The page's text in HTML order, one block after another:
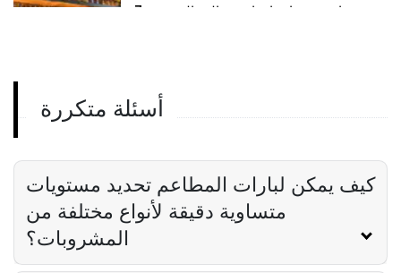
7 ميزات يجب اقتناؤها في قالب المخزون
تطبيق جرد البار
Derrick McMahon Apr 05, 2024
أسئلة متكررة
كيف يمكن لبارات المطاعم تحديد مستويات
متساوية دقيقة لأنواع مختلفة من
المشروبات؟